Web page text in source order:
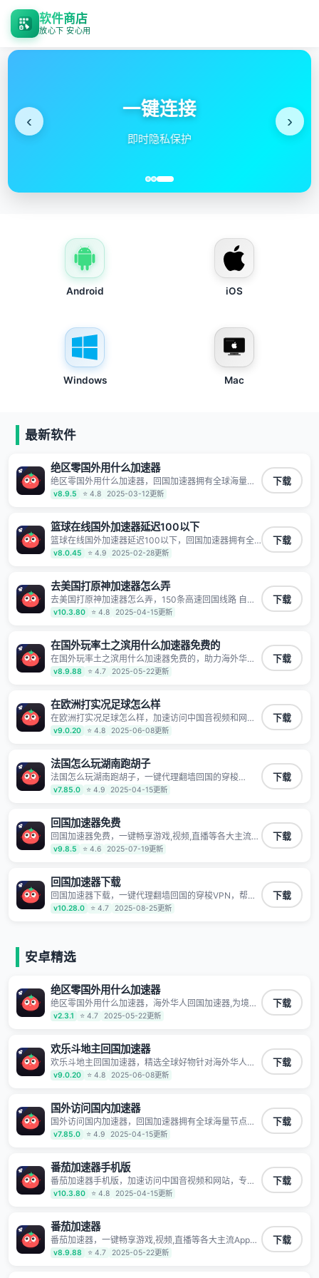
软件商店
放心下 安心用
一键连接
即时隐私保护
‹ ›
Android iOS
Windows Mac
最新软件
绝区零国外用什么加速器
绝区零国外用什么加速器，回国加速器拥有全球海量节
点覆盖，运营商专线不卡顿超稳定，专为海外华人和留
学生打造，帮助海外华人免除地域限制，随时高速稳定
v8.9.5 ⭐ 4.8 2025-03-12更新
下载
篮球在线国外加速器延迟100以下
篮球在线国外加速器延迟100以下，回国加速器拥有全
球海量节点覆盖，运营商专线不卡顿超稳定，专为海外
华人和留学生打造，帮助海外华人免除地域限制，随时
音乐。
v8.0.45 ⭐ 4.9 2025-02-28更新
下载
去美国打原神加速器怎么弄
去美国打原神加速器怎么弄，150条高速回国线路 自有
高速中转节点 无需注册 一键连接 提供高速线路 应用内
直达视频音乐app,快人一步 应用模式 App互不干扰 不间
据不泄露 阻止第三方对数据进行窃取和监听
v10.3.80 ⭐ 4.8 2025-04-15更新
下载
在国外玩率土之滨用什么加速器免费的
在国外玩率土之滨用什么加速器免费的，助力海外华人
高速访问国内网络，快速开启国内各直播平台,解决国内
视频、音乐卡顿问题；更能加速海量国服游戏，超低延
v8.9.88 ⭐ 4.7 2025-05-22更新
下载
在欧洲打实况足球怎么样
在欧洲打实况足球怎么样，加速访问中国音视频和网
站，专业回国加速器，帮你加速访问优酷、bilibili、腾讯
视频、爱奇艺等，加速国服游戏，例如原神、阴阳师、
示录、明日方舟、战双帕弥什、sky光·遇、另一个伊甸
园等国内各种服务,回国加速器致力于帮助海外华人和留
学生、港澳台地区用户提供最好的回国游戏和音乐视频
加速服务，可以在海外或港澳台地区流畅加速国服游戏
速专线。能加速访问优酷、爱奇艺、腾讯视频、B站、芒
果TV、西瓜视频、QQ音乐、网易云音乐、酷狗音乐、
YY等主流网站应用解除限制，带你穿梭加速回国。目前
已有上百万用户，用户整体好评95%以上，一对一在线
客服支持，保障你的使用体验。
v9.0.20 ⭐ 4.8 2025-06-08更新
下载
法国怎么玩湖南跑胡子
法国怎么玩湖南跑胡子，一键代理翻墙回国的穿梭
VPN，帮助海外华人留学生及港澳台地区用户破除地区
版权限制问题，一键降低游戏延迟，加速访问中国网
v7.85.0 ⭐ 4.9 2025-04-15更新
下载
回国加速器免费
回国加速器免费，一键畅享游戏,视频,直播等各大主流
App应用,视频加载极速不卡顿。人在海外听歌,玩国服游
戏 简单易用。
v9.8.5 ⭐ 4.6 2025-07-19更新
下载
回国加速器下载
回国加速器下载，一键代理翻墙回国的穿梭VPN，帮助
海外华人留学生及港澳台地区用户破除地区版权限制问
题，一键降低游戏延迟，加速访问中国网站、游戏及应
v10.28.0 ⭐ 4.7 2025-08-25更新
下载
安卓精选
绝区零国外用什么加速器
绝区零国外用什么加速器，海外华人回国加速器,为境外
华人解决海外怎么听歌?海外怎么看剧?海外怎么玩游戏
不卡等境外难题,全球回国稳定国内节点,专业、流畅加速
v2.3.1 ⭐ 4.7 2025-05-22更新
下载
欢乐斗地主回国加速器
欢乐斗地主回国加速器，精选全球好物针对海外华人、
留学生和海外出差用户打造的一款高质量专属回国加速
器,只要身处海外即可一键加速畅享国内网络:追剧听歌、
场景的应用及网络加速
v9.0.20 ⭐ 4.8 2025-06-08更新
下载
国外访问国内加速器
国外访问国内加速器，回国加速器拥有全球海量节点覆
盖，运营商专线不卡顿超稳定，专为海外华人和留学生
打造，帮助海外华人免除地域限制，随时高速稳定低延
v7.85.0 ⭐ 4.9 2025-04-15更新
下载
番茄加速器手机版
番茄加速器手机版，加速访问中国音视频和网站，专业
回国加速器，帮你加速访问优酷、bilibili、腾讯视频、爱
奇艺等，加速国服游戏，例如原神、阴阳师、和平精
明日方舟、战双帕弥什、sky光·遇、另一个伊甸园等国
内各种服务,回国加速器致力于帮助海外华人和留学生、
港澳台地区用户提供最好的回国游戏和音乐视频加速服
务，可以在海外或港澳台地区流畅加速国服游戏和音视
v10.3.80 ⭐ 4.8 2025-04-15更新
下载
番茄加速器
番茄加速器，一键畅享游戏,视频,直播等各大主流App应
用,视频加载极速不卡顿。人在海外听歌,玩国服游戏 简
单易用。
v8.9.88 ⭐ 4.7 2025-05-22更新
下载